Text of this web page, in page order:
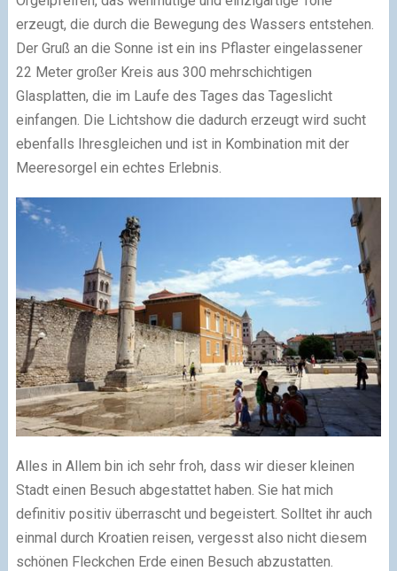
erzeugt, die durch die Bewegung des Wassers entstehen.
Der Gruß an die Sonne ist ein ins Pflaster eingelassener
22 Meter großer Kreis aus 300 mehrschichtigen
Glasplatten, die im Laufe des Tages das Tageslicht
einfangen. Die Lichtshow die dadurch erzeugt wird sucht
ebenfalls Ihresgleichen und ist in Kombination mit der
Meeresorgel ein echtes Erlebnis.
Alles in Allem bin ich sehr froh, dass wir dieser kleinen
Stadt einen Besuch abgestattet haben. Sie hat mich
definitiv positiv überrascht und begeistert. Solltet ihr auch
einmal durch Kroatien reisen, vergesst also nicht diesem
schönen Fleckchen Erde einen Besuch abzustatten.